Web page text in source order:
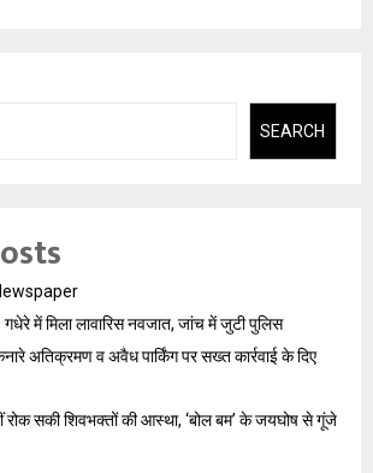
SEARCH
गधेरे में मिला लावारिस नवजात, जांच में जुटी पुलिस
अतिक्रमण व अवैध पार्किंग पर सख्त कार्रवाई के दिए
रोक सकी शिवभक्तों की आस्था, ‘बोल बम’ के जयघोष से गूंजे